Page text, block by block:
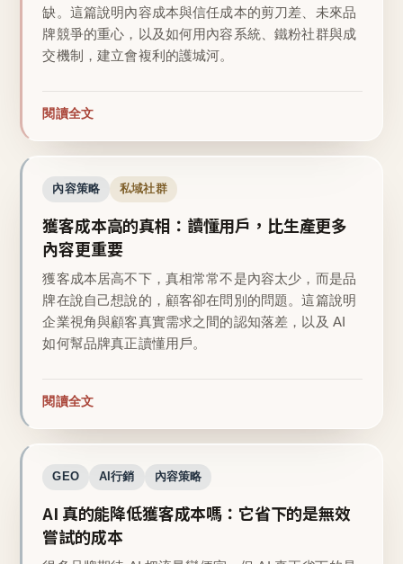
缺。這篇說明內容成本與信任成本的剪刀差、未來品
牌競爭的重心，以及如何用內容系統、鐵粉社群與成
交機制，建立會複利的護城河。
閱讀全文
內容策略 私域社群
獲客成本高的真相：讀懂用戶，比生產更多
內容更重要
獲客成本居高不下，真相常常不是內容太少，而是品
牌在說自己想說的，顧客卻在問別的問題。這篇說明
企業視角與顧客真實需求之間的認知落差，以及 AI
如何幫品牌真正讀懂用戶。
閱讀全文
GEO AI行銷 內容策略
AI 真的能降低獲客成本嗎：它省下的是無效
嘗試的成本